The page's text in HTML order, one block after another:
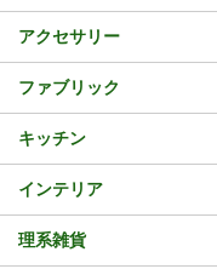
アクセサリー
ファブリック
キッチン
インテリア
理系雑貨